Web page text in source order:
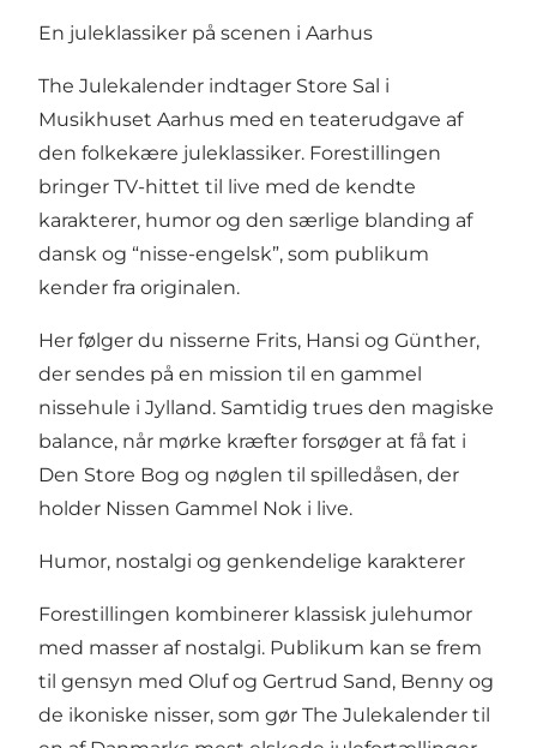
En juleklassiker på scenen i Aarhus
The Julekalender indtager Store Sal i
Musikhuset Aarhus med en teaterudgave af
den folkekære juleklassiker. Forestillingen
bringer TV-hittet til live med de kendte
karakterer, humor og den særlige blanding af
dansk og “nisse-engelsk”, som publikum
kender fra originalen.
Her følger du nisserne Frits, Hansi og Günther,
der sendes på en mission til en gammel
nissehule i Jylland. Samtidig trues den magiske
balance, når mørke kræfter forsøger at få fat i
Den Store Bog og nøglen til spilledåsen, der
holder Nissen Gammel Nok i live.
Humor, nostalgi og genkendelige karakterer
Forestillingen kombinerer klassisk julehumor
med masser af nostalgi. Publikum kan se frem
til gensyn med Oluf og Gertrud Sand, Benny og
de ikoniske nisser, som gør The Julekalender til